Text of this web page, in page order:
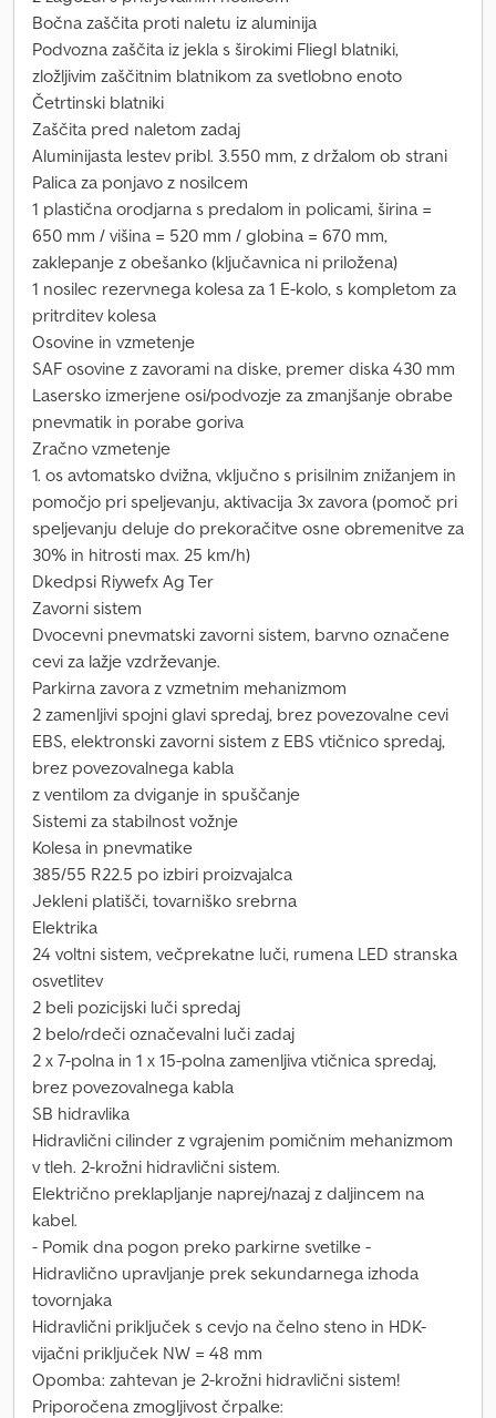
Bočna zaščita proti naletu iz aluminija
Podvozna zaščita iz jekla s širokimi Fliegl blatniki,
zložljivim zaščitnim blatnikom za svetlobno enoto
Četrtinski blatniki
Zaščita pred naletom zadaj
Aluminijasta lestev pribl. 3.550 mm, z držalom ob strani
Palica za ponjavo z nosilcem
1 plastična orodjarna s predalom in policami, širina =
650 mm / višina = 520 mm / globina = 670 mm,
zaklepanje z obešanko (ključavnica ni priložena)
1 nosilec rezervnega kolesa za 1 E-kolo, s kompletom za
pritrditev kolesa
Osovine in vzmetenje
SAF osovine z zavorami na diske, premer diska 430 mm
Lasersko izmerjene osi/podvozje za zmanjšanje obrabe
pnevmatik in porabe goriva
Zračno vzmetenje
1. os avtomatsko dvižna, vključno s prisilnim znižanjem in
pomočjo pri speljevanju, aktivacija 3x zavora (pomoč pri
speljevanju deluje do prekoračitve osne obremenitve za
30% in hitrosti max. 25 km/h)
Dkedpsi Riywefx Ag Ter
Zavorni sistem
Dvocevni pnevmatski zavorni sistem, barvno označene
cevi za lažje vzdrževanje.
Parkirna zavora z vzmetnim mehanizmom
2 zamenljivi spojni glavi spredaj, brez povezovalne cevi
EBS, elektronski zavorni sistem z EBS vtičnico spredaj,
brez povezovalnega kabla
z ventilom za dviganje in spuščanje
Sistemi za stabilnost vožnje
Kolesa in pnevmatike
385/55 R22.5 po izbiri proizvajalca
Jekleni platišči, tovarniško srebrna
Elektrika
24 voltni sistem, večprekatne luči, rumena LED stranska
osvetlitev
2 beli pozicijski luči spredaj
2 belo/rdeči označevalni luči zadaj
2 x 7-polna in 1 x 15-polna zamenljiva vtičnica spredaj,
brez povezovalnega kabla
SB hidravlika
Hidravlični cilinder z vgrajenim pomičnim mehanizmom
v tleh. 2-krožni hidravlični sistem.
Električno preklapljanje naprej/nazaj z daljincem na
kabel.
- Pomik dna pogon preko parkirne svetilke -
Hidravlično upravljanje prek sekundarnega izhoda
tovornjaka
Hidravlični priključek s cevjo na čelno steno in HDK-
vijačni priključek NW = 48 mm
Opomba: zahtevan je 2-krožni hidravlični sistem!
Priporočena zmogljivost črpalke: